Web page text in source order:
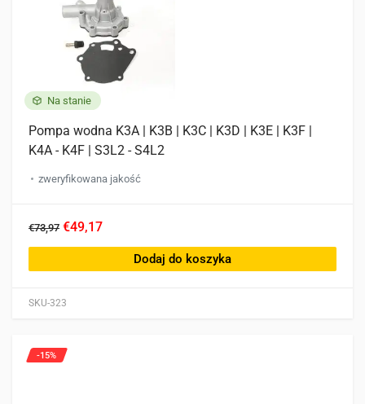
Na stanie
SKU-323
Pompa wodna K3A | K3B | K3C | K3D | K3E | K3F |
K4A - K4F | S3L2 - S4L2
zweryfikowana jakość
€73,97 €49,17
Dodaj do koszyka
-15%